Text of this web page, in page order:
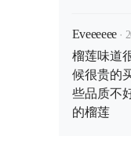
Eveeeeee ·
榴莲味道
候很贵的
些品质不
的榴莲